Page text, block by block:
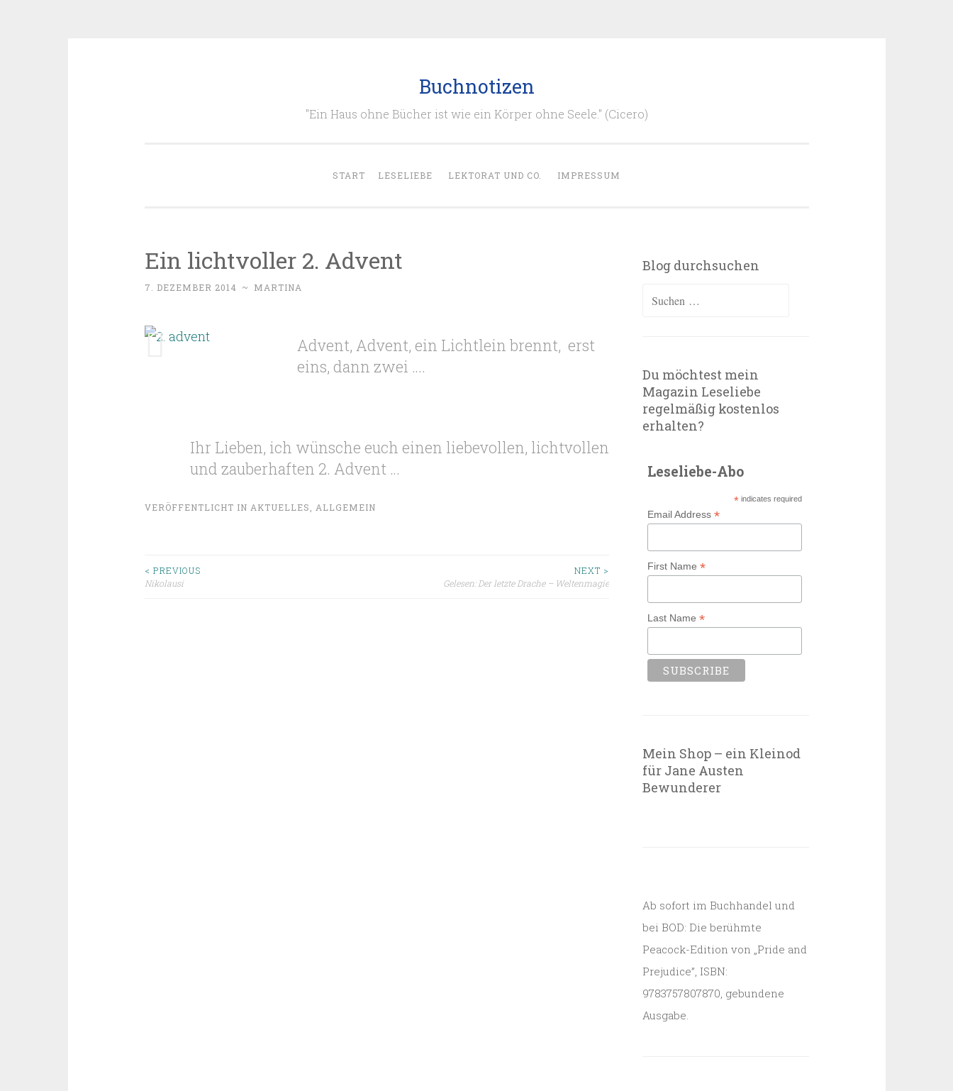
Buchnotizen
"Ein Haus ohne Bücher ist wie ein Körper ohne Seele." (Cicero)
START LESELIEBE LEKTORAT UND CO. IMPRESSUM
Ein lichtvoller 2. Advent
7. DEZEMBER 2014 ~ MARTINA
Advent, Advent, ein Lichtlein brennt, erst
eins, dann zwei ….
Ihr Lieben, ich wünsche euch einen liebevollen, lichtvollen
und zauberhaften 2. Advent …
VERÖFFENTLICHT IN AKTUELLES ALLGEMEIN
Beitragsnavigation
< PREVIOUS
Nikolausi
NEXT >
Gelesen: Der letzte Drache – Weltenmagie
Blog durchsuchen
Suchen
Du möchtest mein
Magazin Leseliebe
regelmäßig kostenlos
erhalten?
Leseliebe-Abo
* indicates required
Email Address*
First Name*
Last Name*
Mein Shop – ein Kleinod
für Jane Austen
Bewunderer
Ab sofort im Buchhandel und
bei BOD: Die berühmte
Peacock-Edition von „Pride and
Prejudice”, ISBN:
9783757807870, gebundene
Ausgabe.